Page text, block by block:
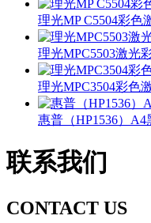
理光MP C5504彩色
理光MPC5503激光
理光MPC3504彩色
惠普（HP1536）A4
联系我们
CONTACT US